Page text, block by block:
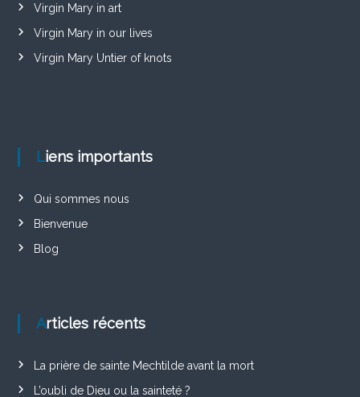
Virgin Mary in art
Virgin Mary in our lives
Virgin Mary Untier of knots
Liens importants
Qui sommes nous
Bienvenue
Blog
Articles récents
La prière de sainte Mechtilde avant la mort
L’oubli de Dieu ou la sainteté ?